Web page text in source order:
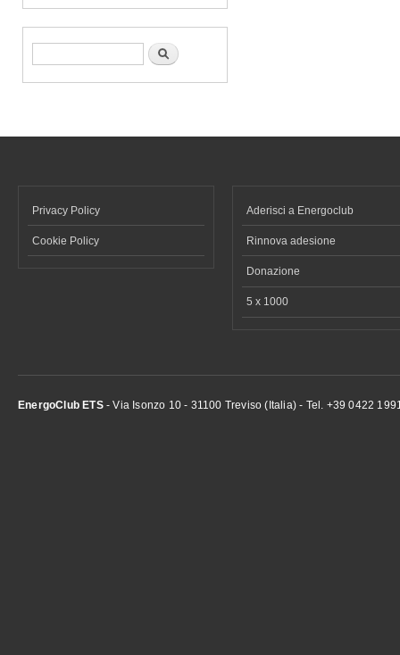
Form di ricerca Cerca
Privacy Policy
Cookie Policy
Aderisci a Energoclub
Rinnova adesione
Donazione
5 x 1000
EnergoClub ETS- Via Isonzo 10 - 31100 Treviso (Italia) - Tel. +39 0422